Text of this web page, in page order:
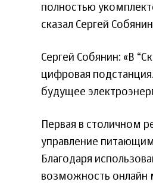
полностью
сказал Сергей
Сергей Собянин: «В
цифровая
будущее
Первая в столичном
управление
Благодаря
возможность онлайн